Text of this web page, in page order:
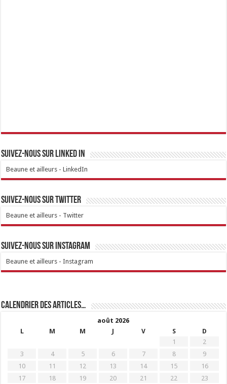
Suivez-nous sur linked IN
Beaune et ailleurs - LinkedIn
Suivez-nous sur Twitter
Beaune et ailleurs - Twitter
Suivez-nous sur Instagram
Beaune et ailleurs - Instagram
Calendrier des articles…
août 2026
L
M M J V S
D
1
2
3
4 5 6 7 8
9
10
11 12 13 14 15
16
17
18 19 20 21 22
23